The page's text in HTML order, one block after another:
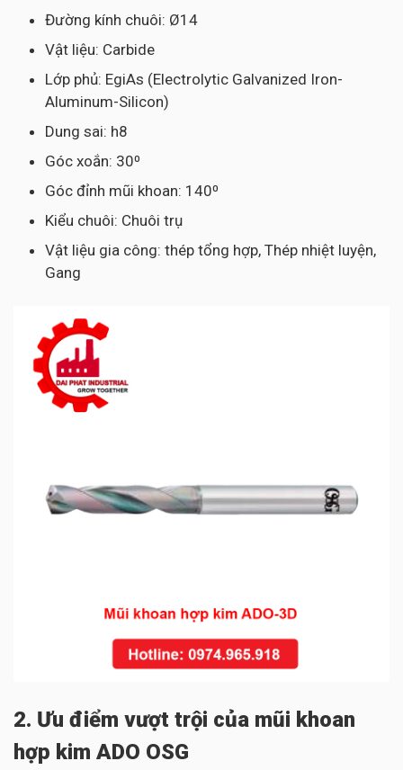
Đường kính chuôi: Ø14
Vật liệu: Carbide
Lớp phủ: EgiAs (Electrolytic Galvanized Iron-
Aluminum-Silicon)
Dung sai: h8
Góc xoắn: 30⁰
Góc đỉnh mũi khoan: 140⁰
Kiểu chuôi: Chuôi trụ
Vật liệu gia công: thép tổng hợp, Thép nhiệt luyện,
Gang
2. Ưu điểm vượt trội của mũi khoan
hợp kim ADO OSG